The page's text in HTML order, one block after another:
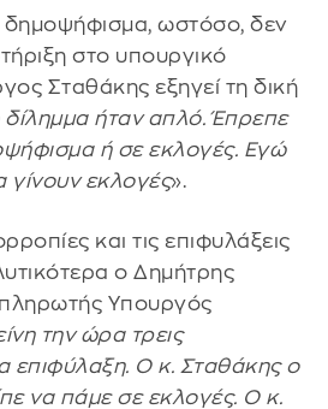
ωστόσο, δεν
στο υπουργικό
Σταθάκης εξηγεί τη δική
δίλημμα ήταν απλό. Έπρεπε
ή σε εκλογές. Εγώ
γίνουν εκλογές».
και τις επιφυλάξεις
ο Δημήτρης
Υπουργός
την ώρα τρεις
επιφύλαξη. Ο κ. Σταθάκης ο
να πάμε σε εκλογές. Ο κ.